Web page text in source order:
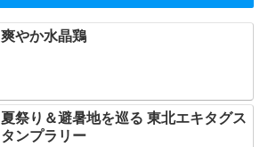
爽やか水晶鶏
夏祭り＆避暑地を巡る 東北エキタグス
タンプラリー